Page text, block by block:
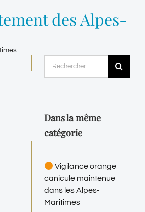
des Alpes-
Dans la même
catégorie
Vigilance orange
canicule maintenue
dans les Alpes-
Maritimes